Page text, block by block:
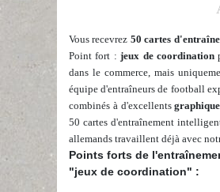
Vous recevrez 50 cartes
Point fort :jeux de coordination
dans le commerce, mais
équipe d'entraîneurs de football
combinés à d'excellents
50 cartes d'entraînement
allemands travaillent déjà avec
Points forts de
"jeux de coordination" :